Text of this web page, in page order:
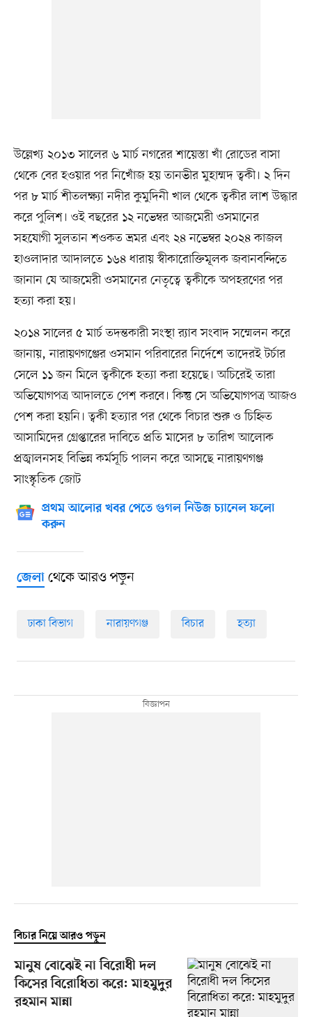
উল্লেখ্য ২০১৩ সালের ৬ মার্চ নগরের শায়েস্তা খাঁ রোডের বাসা
থেকে বের হওয়ার পর নিখোঁজ হয় তানভীর মুহাম্মদ ত্বকী। ২ দিন
পর ৮ মার্চ শীতলক্ষ্যা নদীর কুমুদিনী খাল থেকে ত্বকীর লাশ উদ্ধার
করে পুলিশ। ওই বছরের ১২ নভেম্বর আজমেরী ওসমানের
সহযোগী সুলতান শওকত ভ্রমর এবং ২৪ নভেম্বর ২০২৪ কাজল
হাওলাদার আদালতে ১৬৪ ধারায় স্বীকারোক্তিমূলক জবানবন্দিতে
জানান যে আজমেরী ওসমানের নেতৃত্বে ত্বকীকে অপহরণের পর
হত্যা করা হয়।
২০১৪ সালের ৫ মার্চ তদন্তকারী সংস্থা র‍্যাব সংবাদ সম্মেলন করে
জানায়, নারায়ণগঞ্জের ওসমান পরিবারের নির্দেশে তাদেরই টর্চার
সেলে ১১ জন মিলে ত্বকীকে হত্যা করা হয়েছে। অচিরেই তারা
অভিযোগপত্র আদালতে পেশ করবে। কিন্তু সে অভিযোগপত্র আজও
পেশ করা হয়নি। ত্বকী হত্যার পর থেকে বিচার শুরু ও চিহ্নিত
আসামিদের গ্রেপ্তারের দাবিতে প্রতি মাসের ৮ তারিখ আলোক
প্রজ্বালনসহ বিভিন্ন কর্মসূচি পালন করে আসছে নারায়ণগঞ্জ
সাংস্কৃতিক জোট
প্রথম আলোর খবর পেতে গুগল নিউজ চ্যানেল ফলো
করুন
জেলাথেকে আরও পড়ুন
ঢাকা বিভাগ নারায়ণগঞ্জ বিচার হত্যা
বিচার নিয়ে আরও পড়ুন
মানুষ বোঝেই না বিরোধী দল
কিসের বিরোধিতা করে: মাহমুদুর
রহমান মান্না